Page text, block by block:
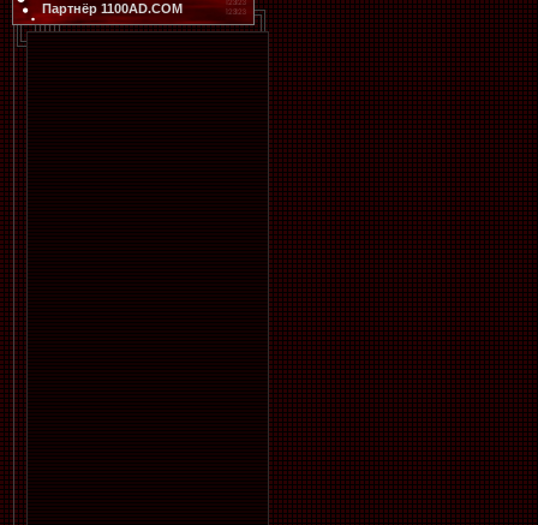
Партнёр 1100AD.COM